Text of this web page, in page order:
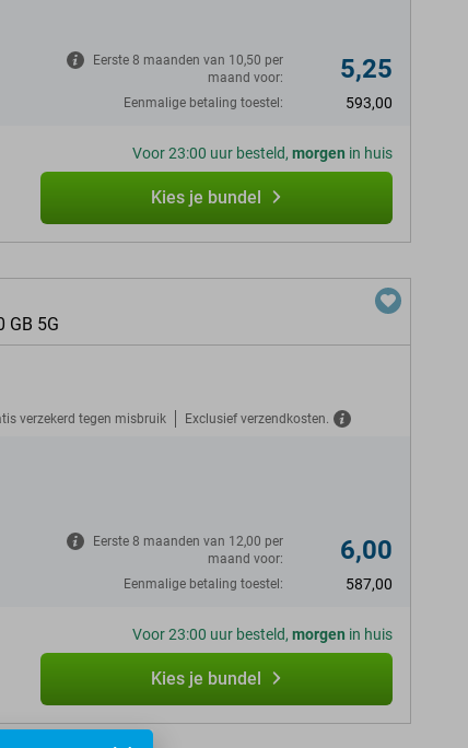
Eerste 8 maanden van 10,50 per
maand voor:
5,25
Eenmalige betaling toestel: 593,00
Voor 23:00 uur besteld, morgen in huis
Kies je bundel
GB 5G
verzekerd tegen misbruik Exclusief verzendkosten.
Eerste 8 maanden van 12,00 per
maand voor:
6,00
Eenmalige betaling toestel: 587,00
Voor 23:00 uur besteld, morgen in huis
Kies je bundel